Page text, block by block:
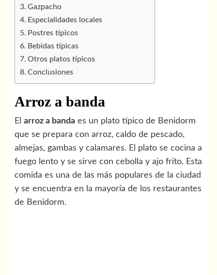
Gazpacho
Especialidades locales
Postres típicos
Bebidas típicas
Otros platos típicos
Conclusiones
Arroz a banda
El arroz a banda es un plato típico de Benidorm
que se prepara con arroz, caldo de pescado,
almejas, gambas y calamares. El plato se cocina a
fuego lento y se sirve con cebolla y ajo frito. Esta
comida es una de las más populares de la ciudad
y se encuentra en la mayoría de los restaurantes
de Benidorm.